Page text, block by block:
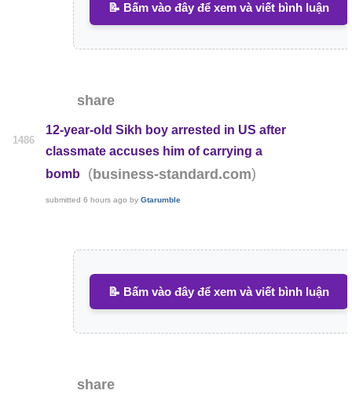
📝 Bấm vào đây để xem và viết bình luận
share
1486
12-year-old Sikh boy arrested in US after
classmate accuses him of carrying a
bomb
(business-standard.com)
submitted6 hours ago byGtarumble
📝 Bấm vào đây để xem và viết bình luận
share